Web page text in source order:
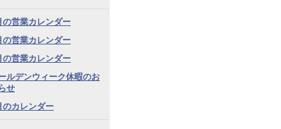
の営業カレンダー
の営業カレンダー
の営業カレンダー
ルデンウィーク休暇のお
せ
のカレンダー